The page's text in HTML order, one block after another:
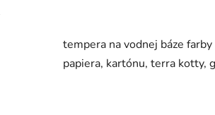
tempera na vodnej báze
papiera, kartónu, terra kotty,